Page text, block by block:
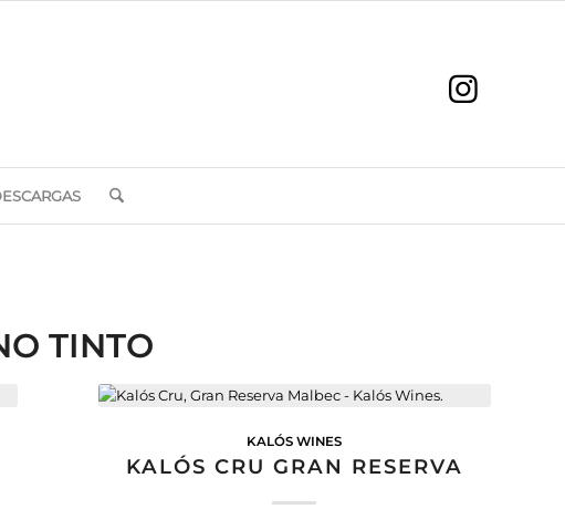
TINTO
KALÓS WINES
KALÓS CRU GRAN RESERVA